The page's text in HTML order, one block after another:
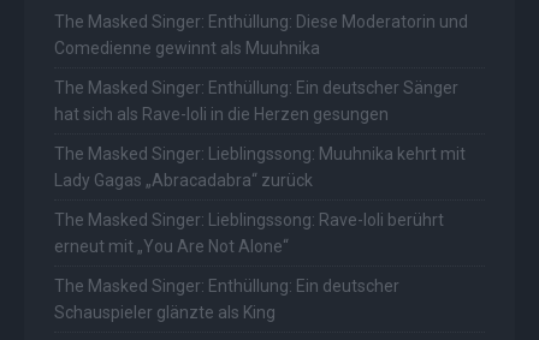
The Masked Singer: Enthüllung: Diese Moderatorin und
Comedienne gewinnt als Muuhnika
The Masked Singer: Enthüllung: Ein deutscher Sänger
hat sich als Rave-Ioli in die Herzen gesungen
The Masked Singer: Lieblingssong: Muuhnika kehrt mit
Lady Gagas „Abracadabra“ zurück
The Masked Singer: Lieblingssong: Rave-Ioli berührt
erneut mit „You Are Not Alone“
The Masked Singer: Enthüllung: Ein deutscher
Schauspieler glänzte als King